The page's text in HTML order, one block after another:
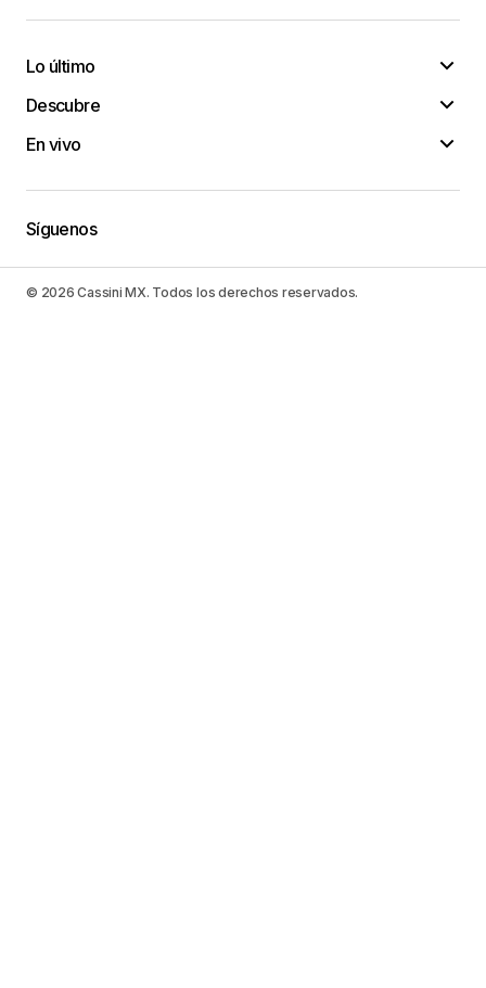
Lo último
Descubre
En vivo
Síguenos
© 2026 Cassini MX. Todos los derechos reservados.